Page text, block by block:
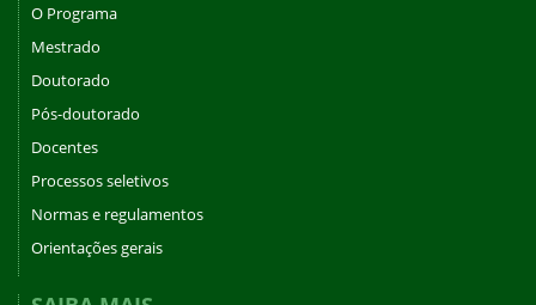
O Programa
Mestrado
Doutorado
Pós-doutorado
Docentes
Processos seletivos
Normas e regulamentos
Orientações gerais